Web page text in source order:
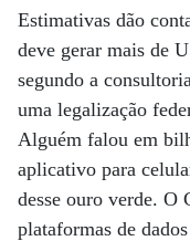
Estimativas dão
deve gerar mais de
segundo a
uma legalização
Alguém falou em
aplicativo para
desse ouro verde. O
plataformas de